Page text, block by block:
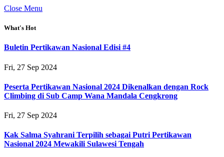
Close Menu
What's Hot
Buletin Pertikawan Nasional Edisi #4
Fri, 27 Sep 2024
Peserta Pertikawan Nasional 2024 Dikenalkan dengan Rock
Climbing di Sub Camp Wana Mandala Cengkrong
Fri, 27 Sep 2024
Kak Salma Syahrani Terpilih sebagai Putri Pertikawan
Nasional 2024 Mewakili Sulawesi Tengah